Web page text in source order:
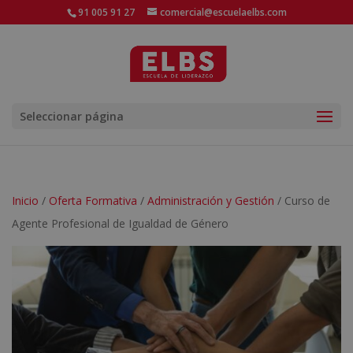
91 005 91 27 comercial@escuelaelbs.com
Seleccionar página
Inicio / Oferta Formativa / Administración y Gestión / Curso de
Agente Profesional de Igualdad de Género